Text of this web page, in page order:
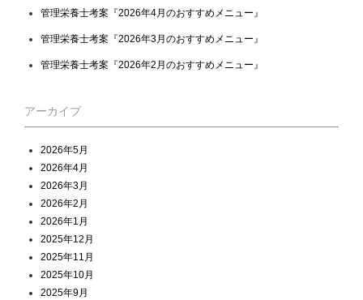
管理栄養士考案『2026年4月のおすすめメニュー』
管理栄養士考案『2026年3月のおすすめメニュー』
管理栄養士考案『2026年2月のおすすめメニュー』
アーカイブ
2026年5月
2026年4月
2026年3月
2026年2月
2026年1月
2025年12月
2025年11月
2025年10月
2025年9月